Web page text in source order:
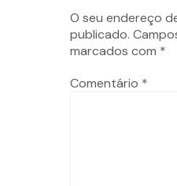
O seu endereço
publicado.
marcados com *
Comentário *